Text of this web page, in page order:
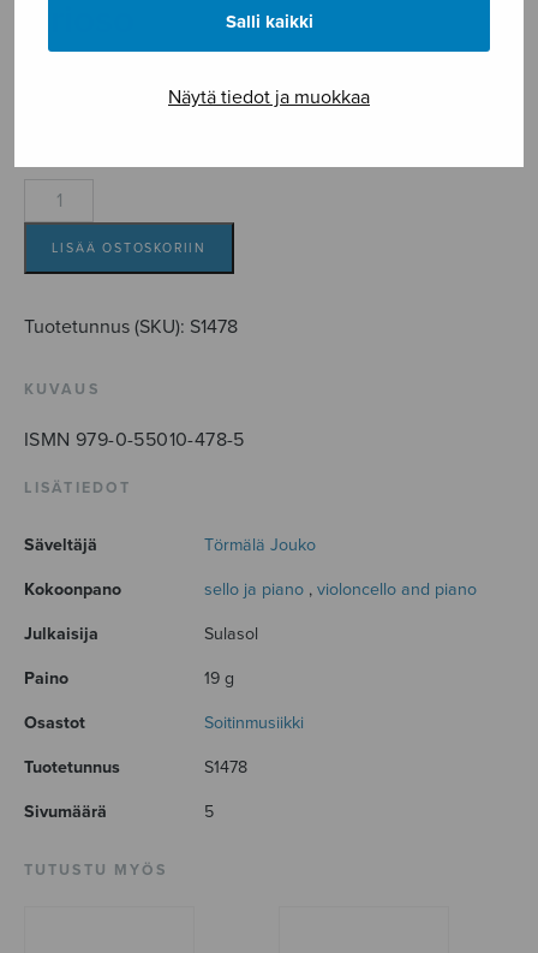
Salli kaikki
Näytä tiedot ja muokkaa
Arioso
määrä
LISÄÄ OSTOSKORIIN
Tuotetunnus (SKU): S1478
KUVAUS
ISMN 979-0-55010-478-5
LISÄTIEDOT
Säveltäjä Törmälä Jouko
Kokoonpano sello ja piano , violoncello and piano
Julkaisija Sulasol
Paino 19 g
Osastot Soitinmusiikki
Tuotetunnus S1478
Sivumäärä 5
TUTUSTU MYÖS